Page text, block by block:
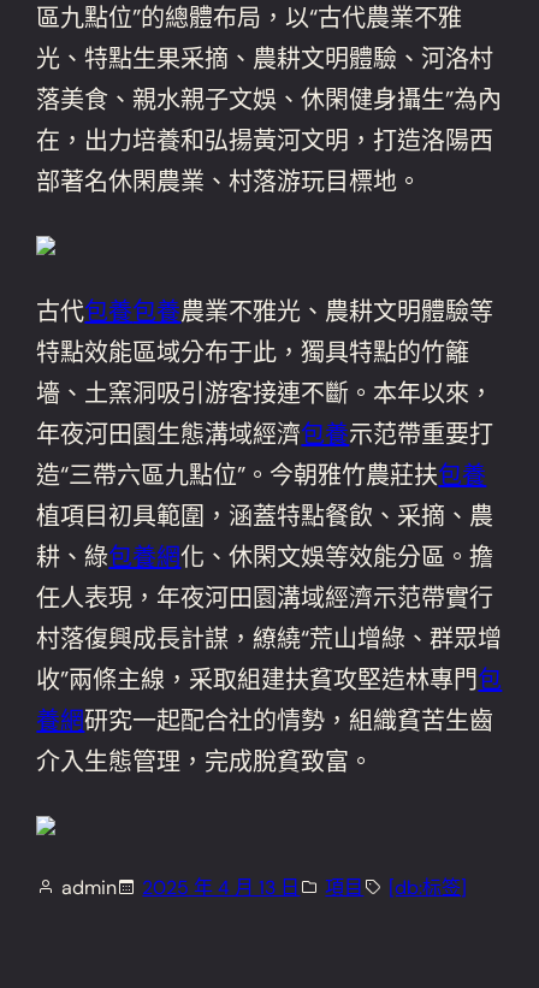
區九點位”的總體布局，以“古代農業不雅
光、特點生果采摘、農耕文明體驗、河洛村
落美食、親水親子文娛、休閑健身攝生”為內
在，出力培養和弘揚黃河文明，打造洛陽西
部著名休閑農業、村落游玩目標地。
古代包養包養農業不雅光、農耕文明體驗等
特點效能區域分布于此，獨具特點的竹籬
墻、土窯洞吸引游客接連不斷。本年以來，
年夜河田園生態溝域經濟包養示范帶重要打
造“三帶六區九點位”。今朝雅竹農莊扶包養
植項目初具範圍，涵蓋特點餐飲、采摘、農
耕、綠包養網化、休閑文娛等效能分區。擔
任人表現，年夜河田園溝域經濟示范帶實行
村落復興成長計謀，繚繞“荒山增綠、群眾增
收”兩條主線，采取組建扶貧攻堅造林專門包
養網研究一起配合社的情勢，組織貧苦生齒
介入生態管理，完成脫貧致富。
admin 2025 年 4 月 13 日 項目 [db:标签]